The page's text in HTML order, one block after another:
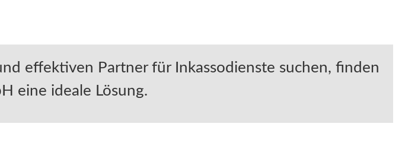
effektiven Partner für Inkassodienste suchen, finden
eine ideale Lösung.